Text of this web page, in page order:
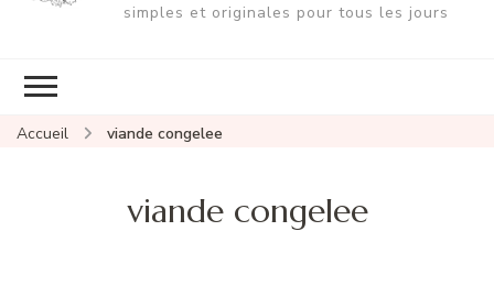
simples et originales pour tous les jours
Accueil viande congelee
viande congelee